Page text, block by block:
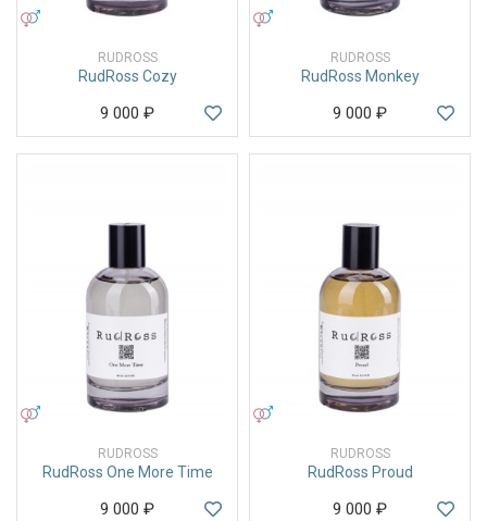
УНИСЕКС
RUDROSS
RudRoss Cozy
9 000 ₽
УНИСЕКС
RUDROSS
RudRoss Monkey
9 000 ₽
УНИСЕКС
RUDROSS
RudRoss One More Time
9 000 ₽
УНИСЕКС
RUDROSS
RudRoss Proud
9 000 ₽